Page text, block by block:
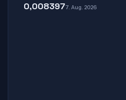
0,0083977. Aug. 2026